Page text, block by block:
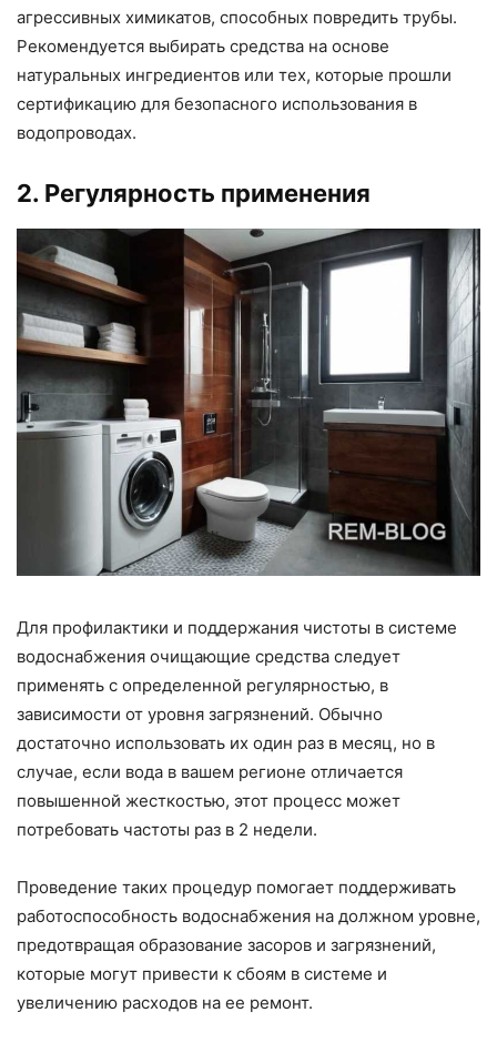
агрессивных химикатов, способных повредить трубы.
Рекомендуется выбирать средства на основе
натуральных ингредиентов или тех, которые прошли
сертификацию для безопасного использования в
водопроводах.
2. Регулярность применения
Для профилактики и поддержания чистоты в системе
водоснабжения очищающие средства следует
применять с определенной регулярностью, в
зависимости от уровня загрязнений. Обычно
достаточно использовать их один раз в месяц, но в
случае, если вода в вашем регионе отличается
повышенной жесткостью, этот процесс может
потребовать частоты раз в 2 недели.
Проведение таких процедур помогает поддерживать
работоспособность водоснабжения на должном уровне,
предотвращая образование засоров и загрязнений,
которые могут привести к сбоям в системе и
увеличению расходов на ее ремонт.